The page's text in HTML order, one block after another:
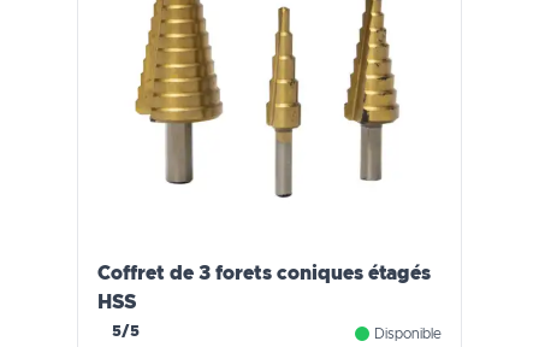
Coffret de 3 forets coniques étagés
HSS
5/5 Disponible